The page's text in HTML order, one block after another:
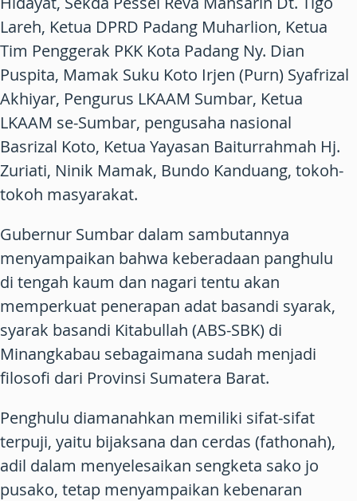
Lareh, Ketua DPRD Padang Muharlion, Ketua
Tim Penggerak PKK Kota Padang Ny. Dian
Puspita, Mamak Suku Koto Irjen (Purn) Syafrizal
Akhiyar, Pengurus LKAAM Sumbar, Ketua
LKAAM se-Sumbar, pengusaha nasional
Basrizal Koto, Ketua Yayasan Baiturrahmah Hj.
Zuriati, Ninik Mamak, Bundo Kanduang, tokoh-
tokoh masyarakat.
Gubernur Sumbar dalam sambutannya
menyampaikan bahwa keberadaan panghulu
di tengah kaum dan nagari tentu akan
memperkuat penerapan adat basandi syarak,
syarak basandi Kitabullah (ABS-SBK) di
Minangkabau sebagaimana sudah menjadi
filosofi dari Provinsi Sumatera Barat.
Penghulu diamanahkan memiliki sifat-sifat
terpuji, yaitu bijaksana dan cerdas (fathonah),
adil dalam menyelesaikan sengketa sako jo
pusako, tetap menyampaikan kebenaran